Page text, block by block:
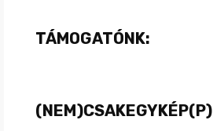
TÁMOGATÓNK:
(NEM)CSAKEGYKÉP(P)